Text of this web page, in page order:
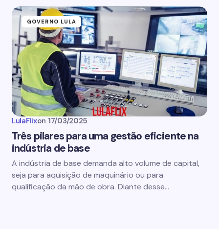
GOVERNO LULA
LulaFlixon 17/03/2025
Três pilares para uma gestão eficiente na
indústria de base
A indústria de base demanda alto volume de capital,
seja para aquisição de maquinário ou para
qualificação da mão de obra. Diante desse…